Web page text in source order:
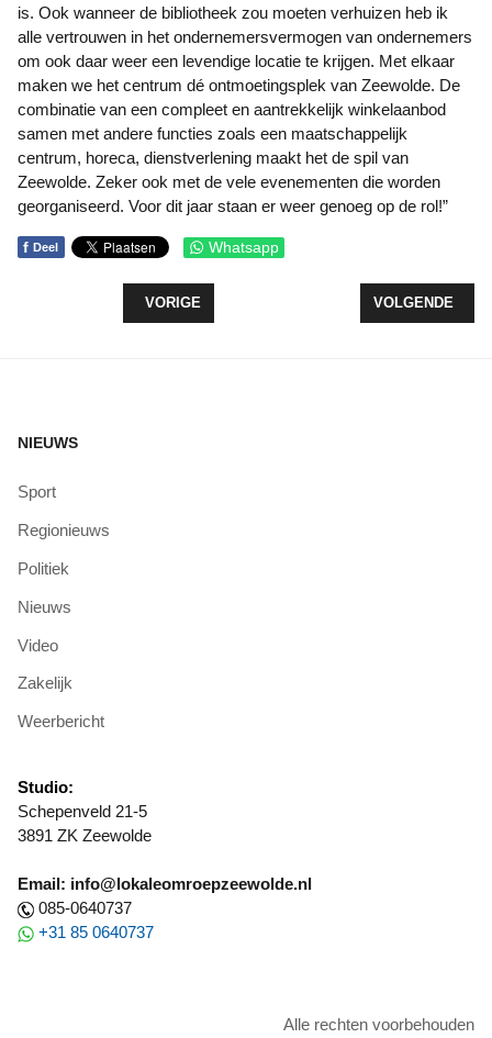
is. Ook wanneer de bibliotheek zou moeten verhuizen heb ik
alle vertrouwen in het ondernemersvermogen van ondernemers
om ook daar weer een levendige locatie te krijgen. Met elkaar
maken we het centrum dé ontmoetingsplek van Zeewolde. De
combinatie van een compleet en aantrekkelijk winkelaanbod
samen met andere functies zoals een maatschappelijk
centrum, horeca, dienstverlening maakt het de spil van
Zeewolde. Zeker ook met de vele evenementen die worden
georganiseerd. Voor dit jaar staan er weer genoeg op de rol!”
f Deel Whatsapp
VORIG ARTIKEL: WORKSHOPS, EXPOSITIES EN
VORIGE VOLGENDE
VOLGENDE
NIEUWS
Sport
Regionieuws
Politiek
Nieuws
Video
Zakelijk
Weerbericht
Studio:
Schepenveld 21-5
3891 ZK Zeewolde
Email: info@lokaleomroepzeewolde.nl
085-0640737
+31 85 0640737
Alle rechten voorbehouden